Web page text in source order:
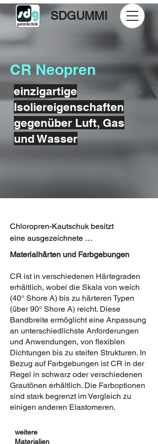
SDGUMMI
CR Neopren
einzigartige
Isoliereigenschaften
gegenüber Luft, Gas
und Wasser
Chloropren-Kautschuk besitzt
eine ausgezeichnete
Witterungsbeständigkeit und
ist resistent gegenüber vielen
Chemikalien, einschließlich Säuren
und Basen, Mineralölen und
Schmiermitteln auf, was es für den
Einsatz in Außenanwendungen, wie
zum Beispiel in der Bauindustrie
interessant macht. Außerdem hat CR
einzigartige flammhemmende und
Isolationseigenschaften, wodurch es
vor allem in elektronischen oder
brandgeschützten Komponenten
z.B. in der Automobilindustrie oder im
Sicherheitsbereich oder
Flexibilität
Materialhärten und Farbgebungen
CR ist in verschiedenen Härtegraden
erhältlich, wobei die Skala von weich
(40° Shore A) bis zu härteren Typen
(über 90° Shore A) reicht. Diese
Bandbreite ermöglicht eine Anpassung
an unterschiedlichste Anforderungen
und Anwendungen, von flexiblen
Dichtungen bis zu steifen Strukturen. In
Bezug auf Farbgebungen ist CR in der
Regel in schwarz oder verschiedenen
Grautönen erhältlich. Die Farboptionen
sind stark begrenzt im Vergleich zu
einigen anderen Elastomeren.
weitere
Materialien